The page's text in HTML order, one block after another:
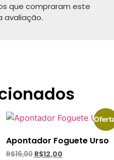
que compraram este
avaliação.
Apontador Foguete Urso
R$16,00 R$12,00